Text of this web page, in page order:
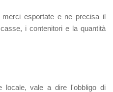
esportate e ne precisa il
i contenitori e la quantità
locale, vale a dire l'obbligo di